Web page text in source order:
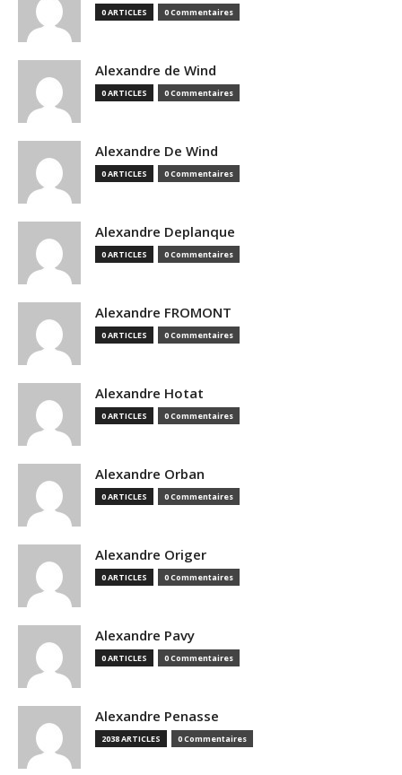
0 ARTICLES 0 Commentaires
Alexandre de Wind
0 ARTICLES 0 Commentaires
Alexandre De Wind
0 ARTICLES 0 Commentaires
Alexandre Deplanque
0 ARTICLES 0 Commentaires
Alexandre FROMONT
0 ARTICLES 0 Commentaires
Alexandre Hotat
0 ARTICLES 0 Commentaires
Alexandre Orban
0 ARTICLES 0 Commentaires
Alexandre Origer
0 ARTICLES 0 Commentaires
Alexandre Pavy
0 ARTICLES 0 Commentaires
Alexandre Penasse
2038 ARTICLES 0 Commentaires